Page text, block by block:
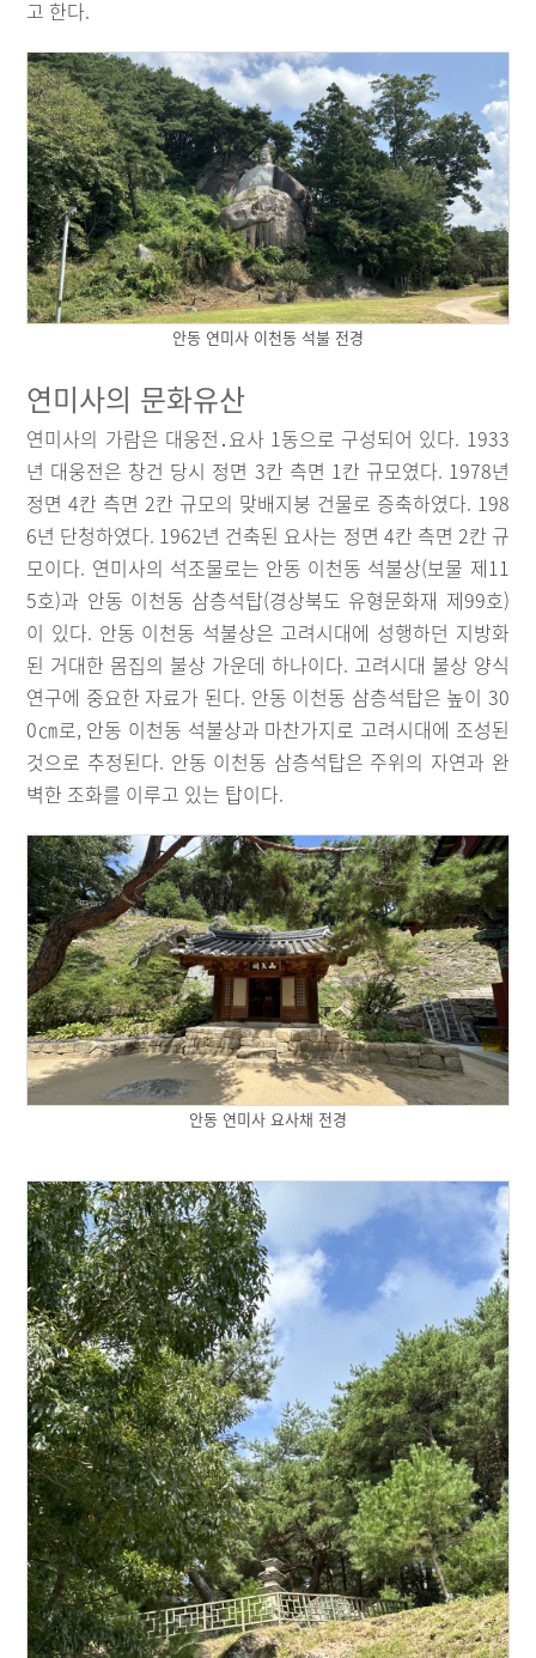
고 한다.
안동 연미사 이천동 석불 전경
연미사의 문화유산
연미사의 가람은 대웅전․요사 1동으로 구성되어 있다. 1933
년 대웅전은 창건 당시 정면 3칸 측면 1칸 규모였다. 1978년
정면 4칸 측면 2칸 규모의 맞배지붕 건물로 증축하였다. 198
6년 단청하였다. 1962년 건축된 요사는 정면 4칸 측면 2칸 규
모이다. 연미사의 석조물로는 안동 이천동 석불상(보물 제11
5호)과 안동 이천동 삼층석탑(경상북도 유형문화재 제99호)
이 있다. 안동 이천동 석불상은 고려시대에 성행하던 지방화
된 거대한 몸집의 불상 가운데 하나이다. 고려시대 불상 양식
연구에 중요한 자료가 된다. 안동 이천동 삼층석탑은 높이 30
0㎝로, 안동 이천동 석불상과 마찬가지로 고려시대에 조성된
것으로 추정된다. 안동 이천동 삼층석탑은 주위의 자연과 완
벽한 조화를 이루고 있는 탑이다.
안동 연미사 요사채 전경